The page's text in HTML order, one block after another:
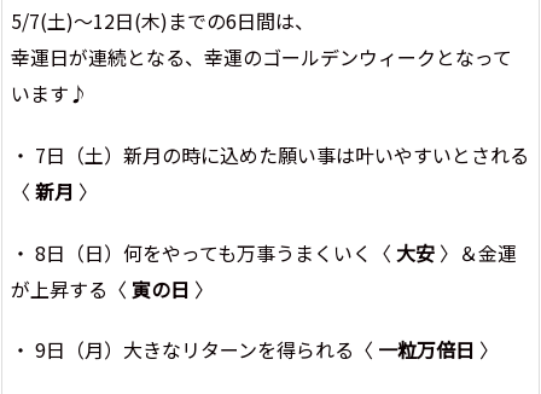
5/7(土)～12日(木)までの6日間は、
幸運日が連続となる、幸運のゴールデンウィークとなって
います♪
・ 7日（土）新月の時に込めた願い事は叶いやすいとされる
〈 新月 〉
・ 8日（日）何をやっても万事うまくいく〈 大安 〉＆金運
が上昇する〈 寅の日 〉
・ 9日（月）大きなリターンを得られる〈 一粒万倍日 〉